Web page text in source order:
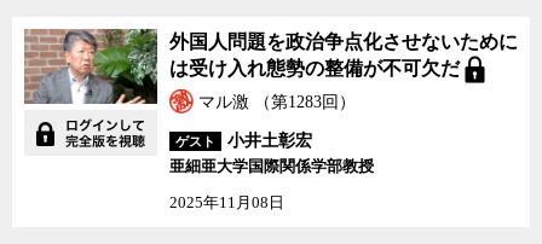
外国人問題を政治争点化させないために
は受け入れ態勢の整備が不可欠だ
マル激 （第1283回）
ゲスト
小井土彰宏
亜細亜大学国際関係学部教授
2025年11月08日